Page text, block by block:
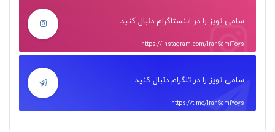
سامی تویز را در اینستاگرام دنبال کنید
https://instagram.com/IranSamiToys
سامی تویز را در تلگرام دنبال کنید
https://t.me/IranSamiYoys